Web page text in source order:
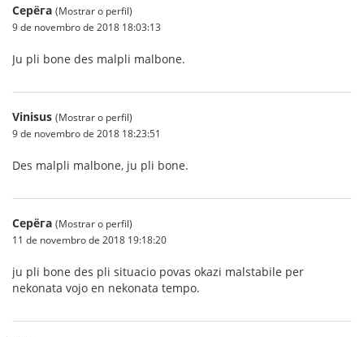
Серёга (Mostrar o perfil)
9 de novembro de 2018 18:03:13
Ju pli bone des malpli malbone.
Vinisus (Mostrar o perfil)
9 de novembro de 2018 18:23:51
Des malpli malbone, ju pli bone.
Серёга (Mostrar o perfil)
11 de novembro de 2018 19:18:20
ju pli bone des pli situacio povas okazi malstabile per
nekonata vojo en nekonata tempo.